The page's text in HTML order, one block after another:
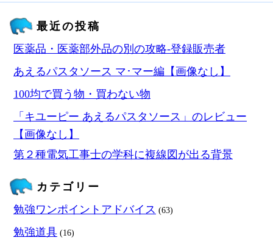
最近の投稿
医薬品・医薬部外品の別の攻略‐登録販売者
あえるパスタソース マ･マー編【画像なし】
100均で買う物・買わない物
「キユーピー あえるパスタソース」のレビュー
【画像なし】
第２種電気工事士の学科に複線図が出る背景
カテゴリー
勉強ワンポイントアドバイス (63)
勉強道具 (16)